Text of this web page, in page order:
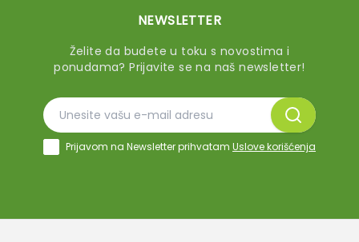
NEWSLETTER
Želite da budete u toku s novostima i
ponudama? Prijavite se na naš newsletter!
Prijavom na Newsletter prihvatam Uslove korišćenja